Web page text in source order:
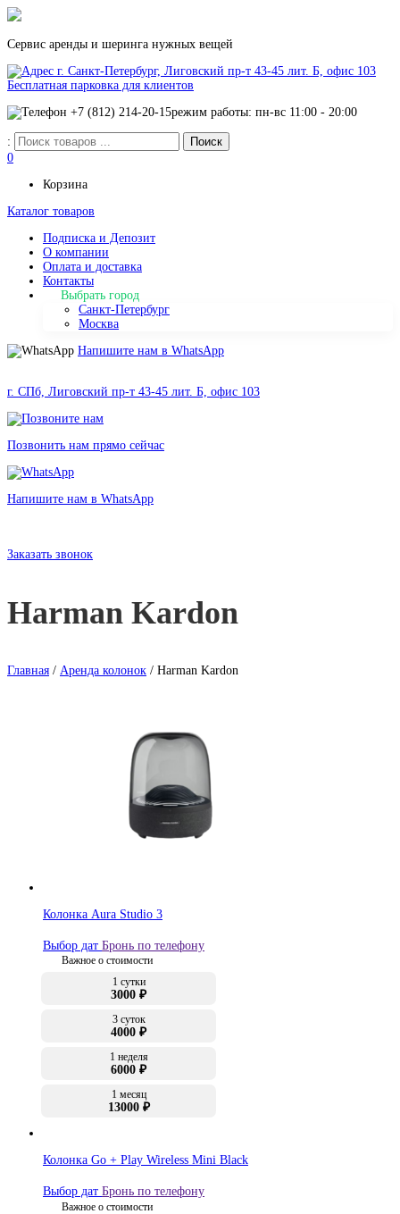
Сервис аренды и шеринга нужных вещей
г. Санкт-Петербург, Лиговский пр-т 43-45 лит. Б, офис 103
Бесплатная парковка для клиентов
+7 (812) 214-20-15режим работы: пн-вс 11:00 - 20:00
:
0
Корзина
Каталог товаров
Подписка и Депозит
О компании
Оплата и доставка
Контакты
Выбрать город
Санкт-Петербург
Москва
Напишите нам в WhatsApp
г. СПб, Лиговский пр-т 43-45 лит. Б, офис 103
Позвонить нам прямо сейчас
Напишите нам в WhatsApp
Заказать звонок
Harman Kardon
Главная / Аренда колонок / Harman Kardon
Колонка Aura Studio 3
Выбор дат Бронь по телефону
Важное о стоимости
1 сутки
3000 ₽
3 суток
4000 ₽
1 неделя
6000 ₽
1 месяц
13000 ₽
Колонка Go + Play Wireless Mini Black
Выбор дат Бронь по телефону
Важное о стоимости